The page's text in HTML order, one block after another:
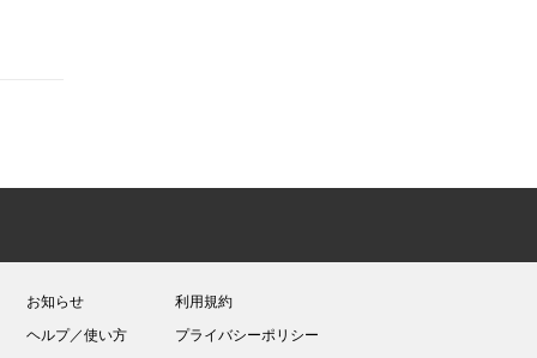
お知らせ
ヘルプ／使い方
利用規約
プライバシーポリシー